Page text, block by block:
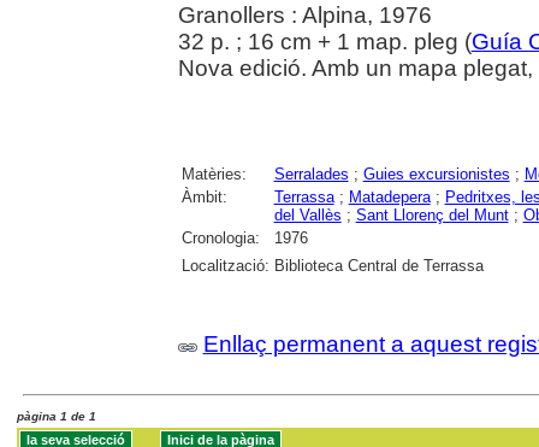
Granollers : Alpina, 1976
32 p. ; 16 cm + 1 map. pleg (Guía
Nova edició. Amb un mapa
Matèries: Serralades ; Guies excursionistes ;
Àmbit:
Terrassa; Matadepera; Pedritxes,
del Vallès ; Sant Llorenç del Munt;
Cronologia:
1976
Localització: Biblioteca Central de Terrassa
Enllaç permanent a aquest
pàgina 1 de 1